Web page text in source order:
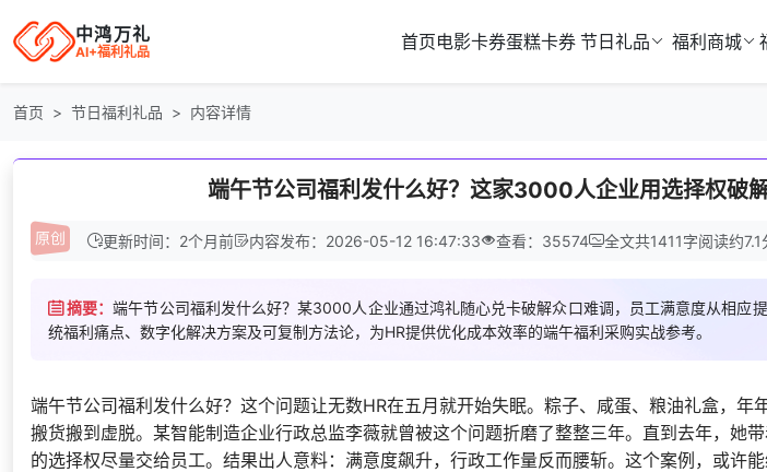
中鸿万礼
AI+福利礼品 首页电影卡券蛋糕卡券 节日礼品 福利商城
首页 节日福利礼品 内容详情
端午节公司福利发什么好？这家3000人企业用选择权破
更新时间：2个月前 内容发布：2026-05-12 16:47:33 查看：35574 全文共1411字阅读约7.1
摘要：端午节公司福利发什么好？某3000人企业通过鸿礼随心兑卡破解众口难调，员工满意度从相应
统福利痛点、数字化解决方案及可复制方法论，为HR提供优化成本效率的端午福利采购实战参考。
端午节公司福利发什么好？这个问题让无数HR在五月就开始失眠。粽子、咸蛋、粮油礼盒，年
搬货搬到虚脱。某智能制造企业行政总监李薇就曾被这个问题折磨了整整三年。直到去年，
的选择权尽量交给员工。结果出人意料：满意度飙升，行政工作量反而腰斩。这个案例，或许